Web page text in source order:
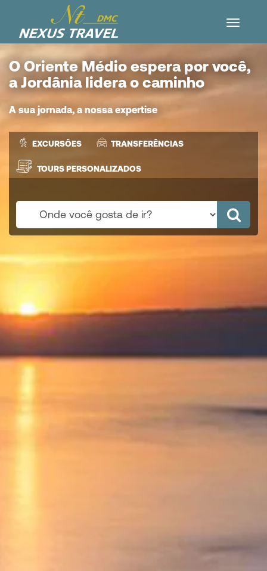
O Oriente Médio espera por você,
a Jordânia lidera o caminho
A sua jornada, a nossa expertise
EXCURSÕES TRANSFERÊNCIAS
TOURS PERSONALIZADOS